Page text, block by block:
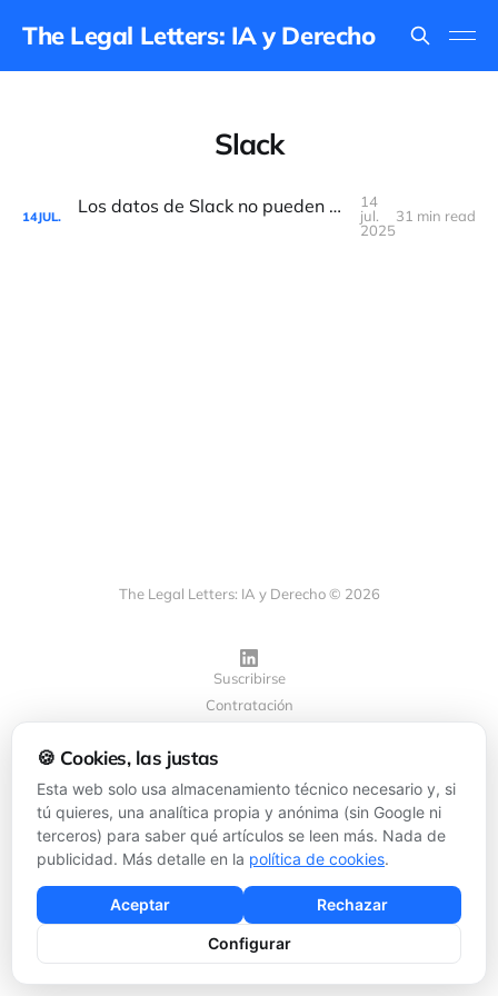
The Legal Letters: IA y Derecho
Slack
14JUL. Los datos de Slack no pueden usarse para entrenar una IA
14
jul.
2025
31 min read
The Legal Letters: IA y Derecho © 2026
Suscribirse
Contratación
Configurar cookies
Powered byGhost
🍪 Cookies, las justas
Esta web solo usa almacenamiento técnico necesario y, si
tú quieres, una analítica propia y anónima (sin Google ni
terceros) para saber qué artículos se leen más. Nada de
publicidad. Más detalle en la política de cookies.
Aceptar Rechazar
Configurar